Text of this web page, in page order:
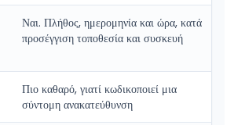
Ναι. Πλήθος, ημερομηνία και ώρα, κατά
προσέγγιση τοποθεσία και συσκευή
Πιο καθαρό, γιατί κωδικοποιεί μια
σύντομη ανακατεύθυνση